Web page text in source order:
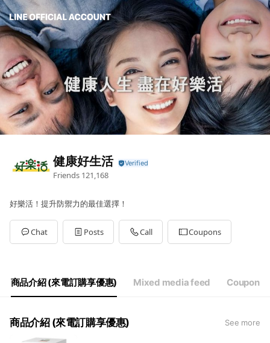
健康好生活
Friends 121,168
好樂活！提升防禦力的最佳選擇！
Chat Posts Call Coupons
商品介紹 (來電訂購享優惠) Mixed media feed Coupon
商品介紹 (來電訂購享優惠) See more